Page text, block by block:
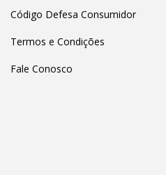
Código Defesa Consumidor
Termos e Condições
Fale Conosco